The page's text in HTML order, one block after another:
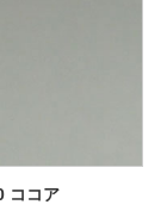
ココア